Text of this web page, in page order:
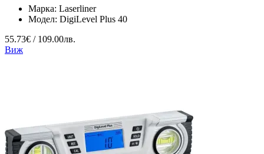
Марка: Laserliner
Модел: DigiLevel Plus 40
55.73€ / 109.00лв.
Виж